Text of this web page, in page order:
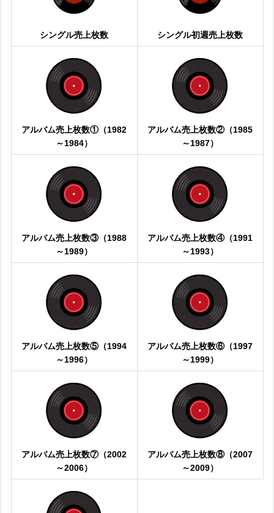
シングル売上枚数 シングル初週売上枚数
アルバム売上枚数①（1982
～1984）
アルバム売上枚数②（1985
～1987）
アルバム売上枚数③（1988
～1989）
アルバム売上枚数④（1991
～1993）
アルバム売上枚数⑤（1994
～1996）
アルバム売上枚数⑥（1997
～1999）
アルバム売上枚数⑦（2002
～2006）
アルバム売上枚数⑧（2007
～2009）